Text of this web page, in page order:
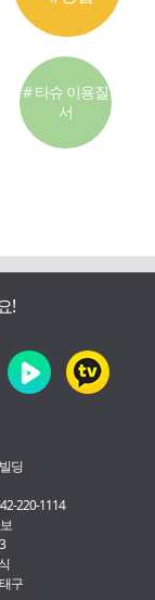
# 타슈 이용질
서
!
딩
220-1114
구